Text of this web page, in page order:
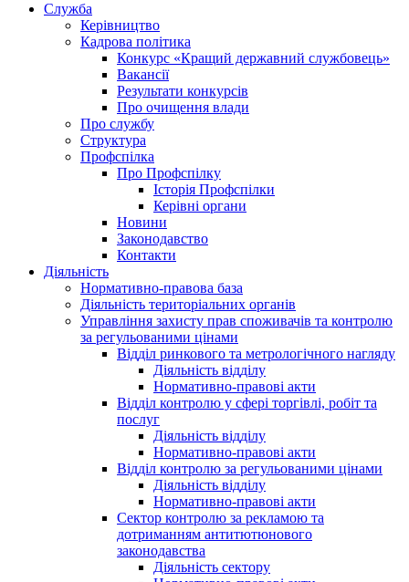
Служба
Керівництво
Кадрова політика
Конкурс «Кращий державний службовець»
Вакансії
Результати конкурсів
Про очищення влади
Про службу
Структура
Профспілка
Про Профспілку
Історія Профспілки
Керівні органи
Новини
Законодавство
Контакти
Діяльність
Нормативно-правова база
Діяльність територіальних органів
Управління захисту прав споживачів та контролю
за регульованими цінами
Відділ ринкового та метрологічного нагляду
Діяльність відділу
Нормативно-правові акти
Відділ контролю у сфері торгівлі, робіт та
послуг
Діяльність відділу
Нормативно-правові акти
Відділ контролю за регульованими цінами
Діяльність відділу
Нормативно-правові акти
Сектор контролю за рекламою та
дотриманням антитютюнового
законодавства
Діяльність сектору